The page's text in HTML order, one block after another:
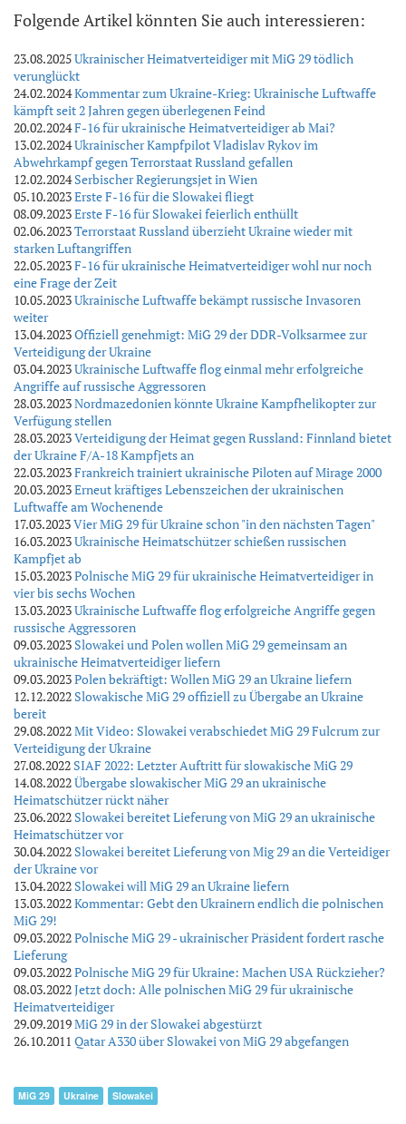
Folgende Artikel könnten Sie auch interessieren:
23.08.2025Ukrainischer Heimatverteidiger mit MiG 29 tödlich
verunglückt
24.02.2024Kommentar zum Ukraine-Krieg: Ukrainische Luftwaffe
kämpft seit 2 Jahren gegen überlegenen Feind
20.02.2024F-16 für ukrainische Heimatverteidiger ab Mai?
13.02.2024Ukrainischer Kampfpilot Vladislav Rykov im
Abwehrkampf gegen Terrorstaat Russland gefallen
12.02.2024Serbischer Regierungsjet in Wien
05.10.2023Erste F-16 für die Slowakei fliegt
08.09.2023Erste F-16 für Slowakei feierlich enthüllt
02.06.2023Terrorstaat Russland überzieht Ukraine wieder mit
starken Luftangriffen
22.05.2023F-16 für ukrainische Heimatverteidiger wohl nur noch
eine Frage der Zeit
10.05.2023Ukrainische Luftwaffe bekämpt russische Invasoren
weiter
13.04.2023Offiziell genehmigt: MiG 29 der DDR-Volksarmee zur
Verteidigung der Ukraine
03.04.2023Ukrainische Luftwaffe flog einmal mehr erfolgreiche
Angriffe auf russische Aggressoren
28.03.2023Nordmazedonien könnte Ukraine Kampfhelikopter zur
Verfügung stellen
28.03.2023Verteidigung der Heimat gegen Russland: Finnland bietet
der Ukraine F/A-18 Kampfjets an
22.03.2023Frankreich trainiert ukrainische Piloten auf Mirage 2000
20.03.2023Erneut kräftiges Lebenszeichen der ukrainischen
Luftwaffe am Wochenende
17.03.2023Vier MiG 29 für Ukraine schon "in den nächsten Tagen"
16.03.2023Ukrainische Heimatschützer schießen russischen
Kampfjet ab
15.03.2023Polnische MiG 29 für ukrainische Heimatverteidiger in
vier bis sechs Wochen
13.03.2023Ukrainische Luftwaffe flog erfolgreiche Angriffe gegen
russische Aggressoren
09.03.2023 Slowakei und Polen wollen MiG 29 gemeinsam an
ukrainische Heimatverteidiger liefern
09.03.2023Polen bekräftigt: Wollen MiG 29 an Ukraine liefern
12.12.2022 Slowakische MiG 29 offiziell zu Übergabe an Ukraine
bereit
29.08.2022Mit Video: Slowakei verabschiedet MiG 29 Fulcrum zur
Verteidigung der Ukraine
27.08.2022 SIAF 2022: Letzter Auftritt für slowakische MiG 29
14.08.2022Übergabe slowakischer MiG 29 an ukrainische
Heimatschützer rückt näher
23.06.2022 Slowakei bereitet Lieferung von MiG 29 an ukrainische
Heimatschützer vor
30.04.2022 Slowakei bereitet Lieferung von Mig 29 an die Verteidiger
der Ukraine vor
13.04.2022 Slowakei will MiG 29 an Ukraine liefern
13.03.2022Kommentar: Gebt den Ukrainern endlich die polnischen
MiG 29!
09.03.2022Polnische MiG 29 - ukrainischer Präsident fordert rasche
Lieferung
09.03.2022Polnische MiG 29 für Ukraine: Machen USA Rückzieher?
08.03.2022Jetzt doch: Alle polnischen MiG 29 für ukrainische
Heimatverteidiger
29.09.2019MiG 29 in der Slowakei abgestürzt
26.10.2011 Qatar A330 über Slowakei von MiG 29 abgefangen
MiG 29 Ukraine Slowakei